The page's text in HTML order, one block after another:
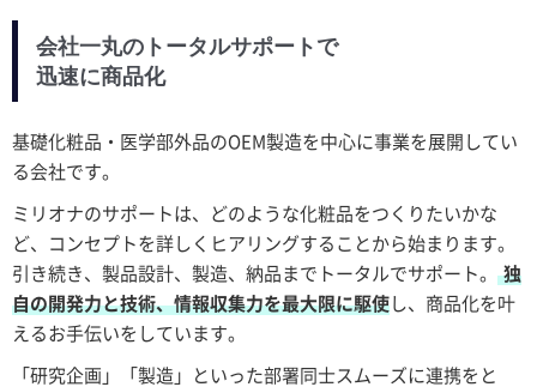
会社一丸のトータルサポートで
迅速に商品化
基礎化粧品・医学部外品のOEM製造を中心に事業を展開してい
る会社です。
ミリオナのサポートは、どのような化粧品をつくりたいかな
ど、コンセプトを詳しくヒアリングすることから始まります。
引き続き、製品設計、製造、納品までトータルでサポート。
独
自の開発力と技術、情報収集力を最大限に駆使し、商品化を叶
えるお手伝いをしています。
「研究企画」「製造」といった部署同士スムーズに連携をと